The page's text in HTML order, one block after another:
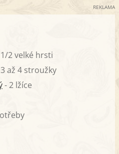
REKLAMA
2 velké hrsti
až 4 stroužky
- 2 lžíce